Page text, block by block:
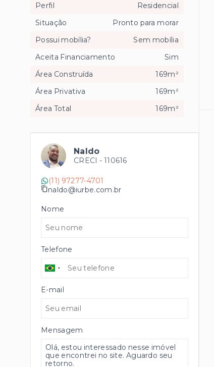
Perfil
Residencial
Situação
Pronto para morar
Possui mobília?
Sem mobília
Aceita Financiamento
Sim
Área Construída
169m²
Área Privativa
169m²
Área Total
169m²
Naldo
CRECI - 110616
(11) 97277-4701
naldo@iurbe.com.br
Nome
Telefone
E-mail
Mensagem